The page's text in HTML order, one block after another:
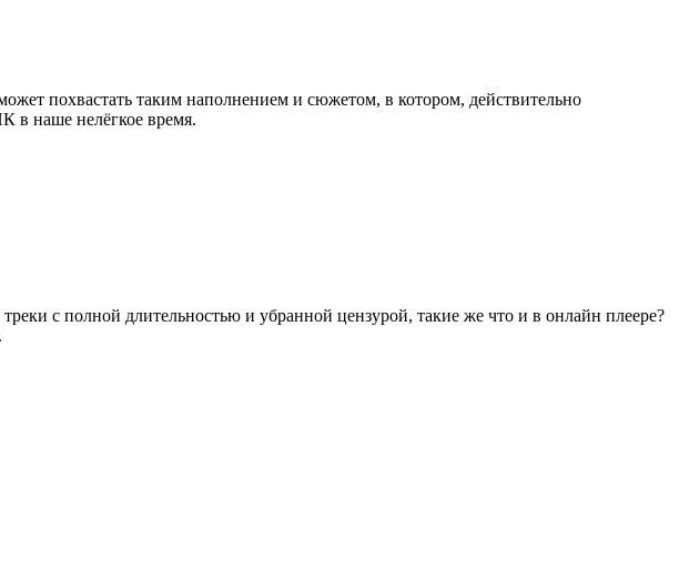
похвастать таким наполнением и сюжетом, в котором, действительно
в наше нелёгкое время.
с полной длительностью и убранной цензурой, такие же что и в онлайн плеере?